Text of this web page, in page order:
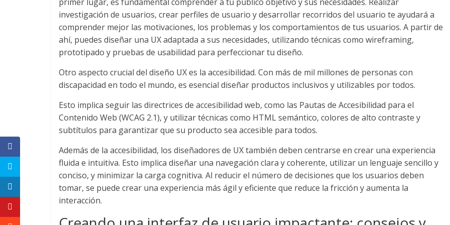
Revistas
de
Actualidad
en
Colombia
Revista
iBlue
Marketing
Magazine
Publicidad,
investigación de usuarios, crear perfiles de usuario y desarrollar recorridos del usuario te ayudará a
comprender mejor las motivaciones, los problemas y los comportamientos de tus usuarios. A partir de
ahí, puedes diseñar una UX adaptada a sus necesidades, utilizando técnicas como wireframing,
prototipado y pruebas de usabilidad para perfeccionar tu diseño.
Otro aspecto crucial del diseño UX es la accesibilidad. Con más de mil millones de personas con
discapacidad en todo el mundo, es esencial diseñar productos inclusivos y utilizables por todos.
Esto implica seguir las directrices de accesibilidad web, como las Pautas de Accesibilidad para el
Contenido Web (WCAG 2.1), y utilizar técnicas como HTML semántico, colores de alto contraste y
subtítulos para garantizar que su producto sea accesible para todos.
Además de la accesibilidad, los diseñadores de UX también deben centrarse en crear una experiencia
fluida e intuitiva. Esto implica diseñar una navegación clara y coherente, utilizar un lenguaje sencillo y
conciso, y minimizar la carga cognitiva. Al reducir el número de decisiones que los usuarios deben
tomar, se puede crear una experiencia más ágil y eficiente que reduce la fricción y aumenta la
interacción.